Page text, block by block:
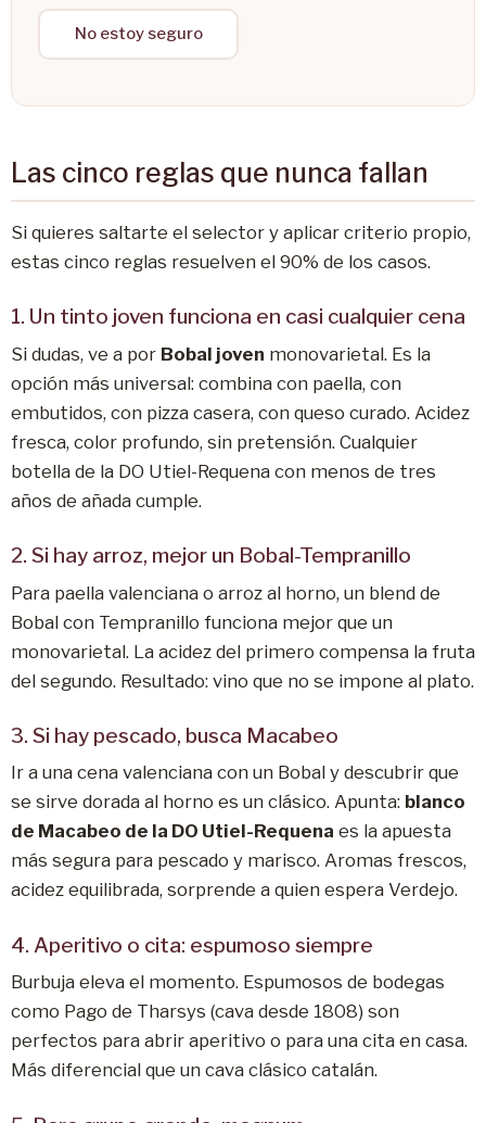
No estoy seguro
Las cinco reglas que nunca fallan
Si quieres saltarte el selector y aplicar criterio propio,
estas cinco reglas resuelven el 90% de los casos.
1. Un tinto joven funciona en casi cualquier cena
Si dudas, ve a por Bobal joven monovarietal. Es la
opción más universal: combina con paella, con
embutidos, con pizza casera, con queso curado. Acidez
fresca, color profundo, sin pretensión. Cualquier
botella de la DO Utiel-Requena con menos de tres
años de añada cumple.
2. Si hay arroz, mejor un Bobal-Tempranillo
Para paella valenciana o arroz al horno, un blend de
Bobal con Tempranillo funciona mejor que un
monovarietal. La acidez del primero compensa la fruta
del segundo. Resultado: vino que no se impone al plato.
3. Si hay pescado, busca Macabeo
Ir a una cena valenciana con un Bobal y descubrir que
se sirve dorada al horno es un clásico. Apunta: blanco
de Macabeo de la DO Utiel-Requena es la apuesta
más segura para pescado y marisco. Aromas frescos,
acidez equilibrada, sorprende a quien espera Verdejo.
4. Aperitivo o cita: espumoso siempre
Burbuja eleva el momento. Espumosos de bodegas
como Pago de Tharsys (cava desde 1808) son
perfectos para abrir aperitivo o para una cita en casa.
Más diferencial que un cava clásico catalán.